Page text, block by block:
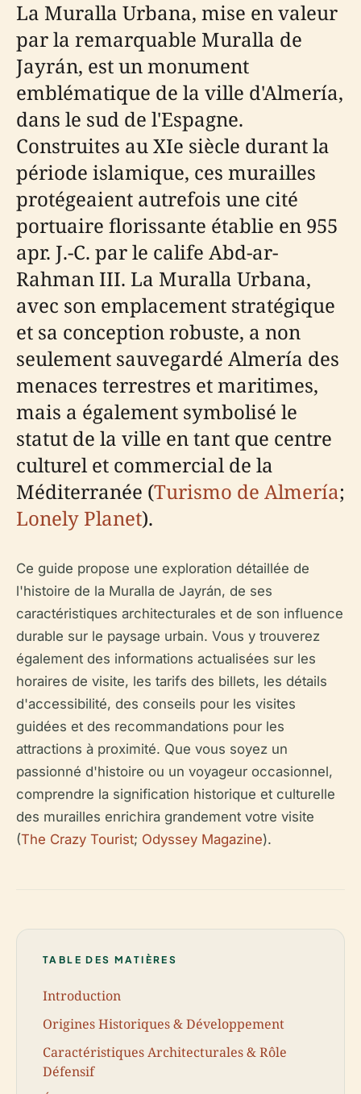
La Muralla Urbana, mise en valeur
par la remarquable Muralla de
Jayrán, est un monument
emblématique de la ville d'Almería,
dans le sud de l'Espagne.
Construites au XIe siècle durant la
période islamique, ces murailles
protégeaient autrefois une cité
portuaire florissante établie en 955
apr. J.-C. par le calife Abd-ar-
Rahman III. La Muralla Urbana,
avec son emplacement stratégique
et sa conception robuste, a non
seulement sauvegardé Almería des
menaces terrestres et maritimes,
mais a également symbolisé le
statut de la ville en tant que centre
culturel et commercial de la
Méditerranée (Turismo de Almería;
Lonely Planet).
Ce guide propose une exploration détaillée de
l'histoire de la Muralla de Jayrán, de ses
caractéristiques architecturales et de son influence
durable sur le paysage urbain. Vous y trouverez
également des informations actualisées sur les
horaires de visite, les tarifs des billets, les détails
d'accessibilité, des conseils pour les visites
guidées et des recommandations pour les
attractions à proximité. Que vous soyez un
passionné d'histoire ou un voyageur occasionnel,
comprendre la signification historique et culturelle
des murailles enrichira grandement votre visite
(The Crazy Tourist; Odyssey Magazine).
TABLE DES MATIÈRES
Introduction
Origines Historiques & Développement
Caractéristiques Architecturales & Rôle
Défensif